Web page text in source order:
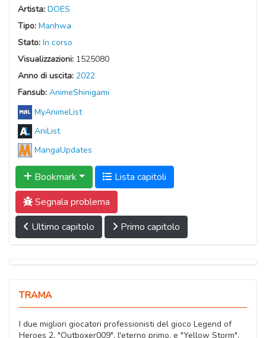
Artista: DOES
Tipo: Manhwa
Stato: In corso
Visualizzazioni: 1525080
Anno di uscita: 2022
Fansub: AnimeShinigami
MyAnimeList
AniList
MangaUpdates
Bookmark
Lista capitoli
Segnala problema
Ultimo capitolo
Primo capitolo
TRAMA
I due migliori giocatori professionisti del gioco Legend of
Heroes 2, "Outboxer009", l'eterno primo, e "Yellow Storm",